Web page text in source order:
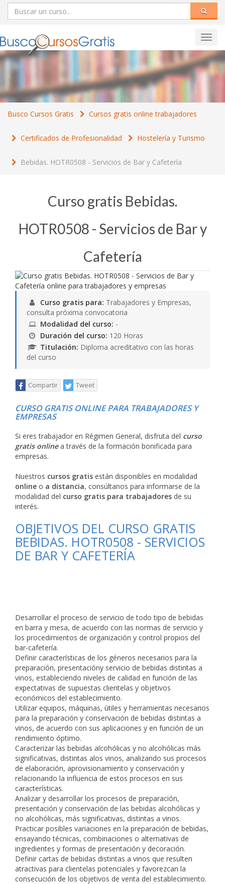
Busco Cursos Gratis Cursos gratis online trabajadores
Certificados de Profesionalidad Hostelería y Turismo
Bebidas. HOTR0508 - Servicios de Bar y Cafetería
Curso gratis Bebidas.
HOTR0508 - Servicios de Bar y
Cafetería
Curso gratis para: Trabajadores y Empresas,
consulta próxima convocatoria
Modalidad del curso: -
Duración del curso: 120 Horas
Titulación: Diploma acreditativo con las horas
del curso
Compartir Tweet
CURSO GRATIS ONLINE PARA TRABAJADORES Y
EMPRESAS
Si eres trabajador en Régimen General, disfruta del curso
gratis onlinea través de la formación bonificada para
empresas.
Nuestros cursos gratis están disponibles en modalidad
online o a distancia, consúltanos para informarse de la
modalidad del curso gratis para trabajadores de su
interés.
OBJETIVOS DEL CURSO GRATIS
BEBIDAS. HOTR0508 - SERVICIOS
DE BAR Y CAFETERÍA
Desarrollar el proceso de servicio de todo tipo de bebidas
en barra y mesa, de acuerdo con las normas de servicio y
los procedimientos de organización y control propios del
bar-cafetería.
Definir características de los géneros necesarios para la
preparación, presentacióny servicio de bebidas distintas a
vinos, estableciendo niveles de calidad en función de las
expectativas de supuestas clientelas y objetivos
económicos del establecimiento.
Utilizar equipos, máquinas, útiles y herramientas necesarios
para la preparación y conservación de bebidas distintas a
vinos, de acuerdo con sus aplicaciones y en función de un
rendimiento óptimo.
Caracterizar las bebidas alcohólicas y no alcohólicas más
significativas, distintas alos vinos, analizando sus procesos
de elaboración, aprovisionamiento y conservación y
relacionando la influencia de estos procesos en sus
características.
Analizar y desarrollar los procesos de preparación,
presentación y conservación de las bebidas alcohólicas y
no alcohólicas, más significativas, distintas a vinos.
Practicar posibles variaciones en la preparación de bebidas,
ensayando técnicas, combinaciones o alternativas de
ingredientes y formas de presentación y decoración.
Definir cartas de bebidas distintas a vinos que resulten
atractivas para clientelas potenciales y favorezcan la
consecución de los objetivos de venta del establecimiento.